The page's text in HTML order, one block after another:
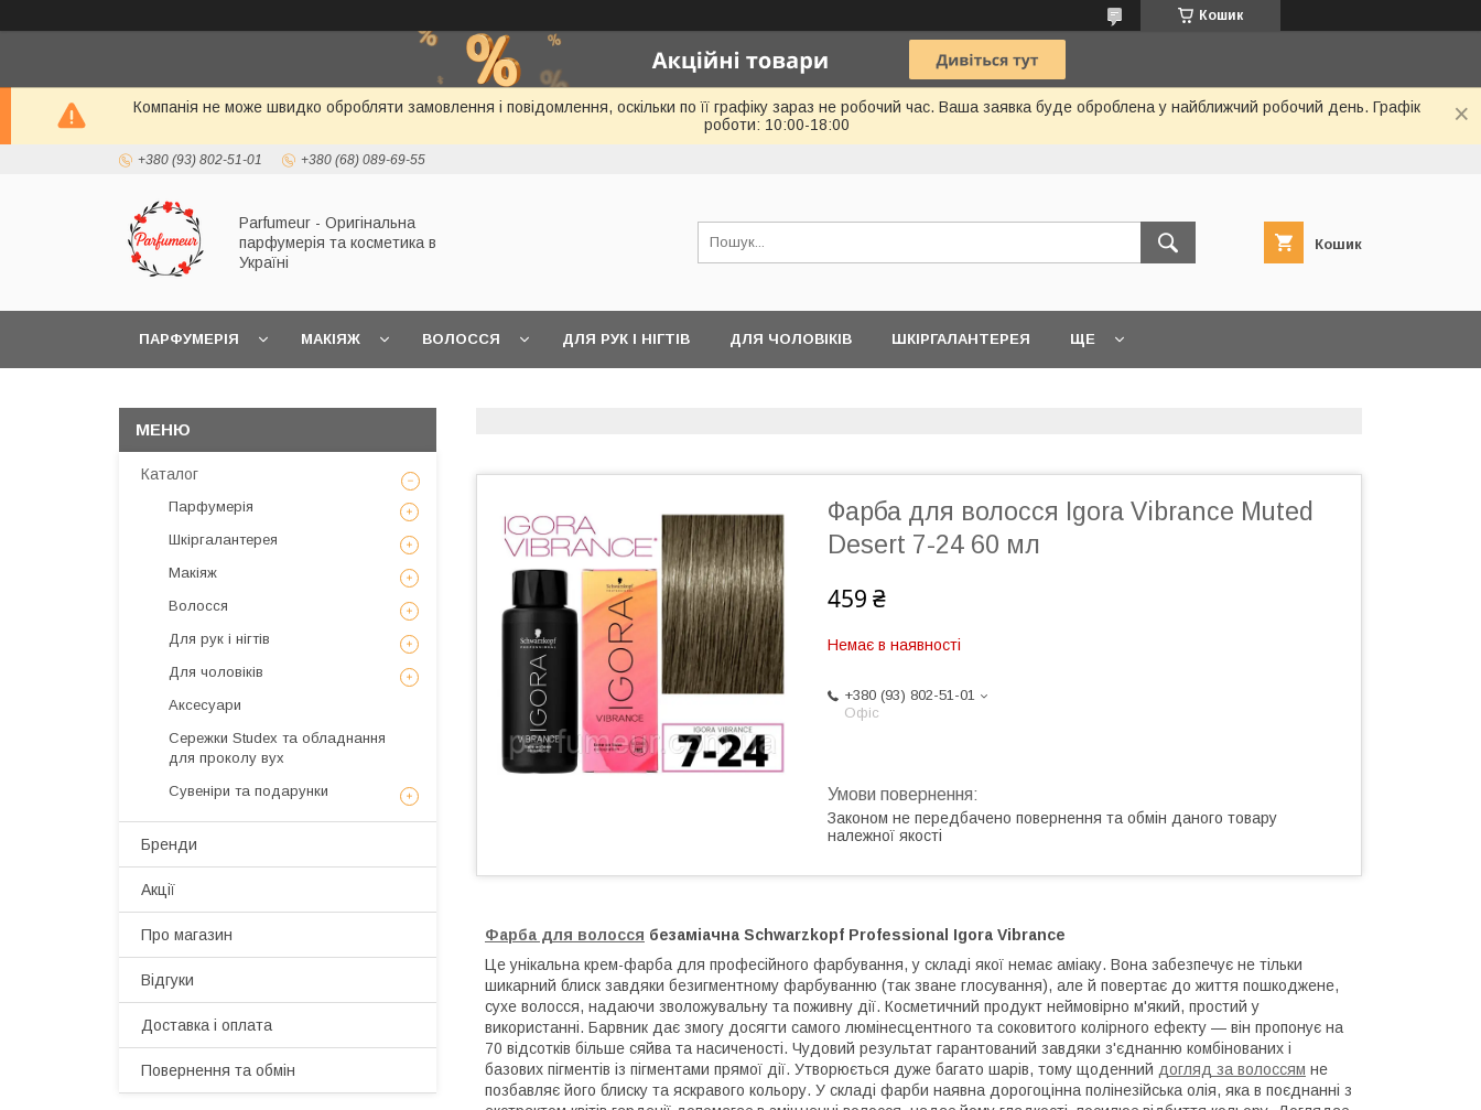
Кошик
Компанія не може швидко обробляти замовлення і повідомлення, оскільки по її графіку зараз не робочий час. Ваша заявка буде оброблена у найближчий робочий день. Графік
роботи: 10:00-18:00
+380 (93) 802-51-01 +380 (68) 089-69-55
Parfumeur - Оригінальна
парфумерія та косметика в
Україні
Кошик
ПАРФУМЕРІЯ МАКІЯЖ ВОЛОССЯ ДЛЯ РУК І НІГТІВ ДЛЯ ЧОЛОВІКІВ ШКІРГАЛАНТЕРЕЯ ЩЕ
Фарба для волосся Igora Vibrance Muted
Desert 7-24 60 мл
459 ₴
Немає в наявності
+380 (93) 802-51-01
Офіс
Законом не передбачено повернення та обмін даного товару
належної якості
Фарба для волосся безаміачна Schwarzkopf Professional Igora Vibrance
Це унікальна крем-фарба для професійного фарбування, у складі якої немає аміаку. Вона забезпечує не тільки
шикарний блиск завдяки безигментному фарбуванню (так зване глосування), але й повертає до життя пошкоджене,
сухе волосся, надаючи зволожувальну та поживну дії. Косметичний продукт неймовірно м'який, простий у
використанні. Барвник дає змогу досягти самого люмінесцентного та соковитого колірного ефекту — він пропонує на
70 відсотків більше сяйва та насиченості. Чудовий результат гарантований завдяки з'єднанню комбінованих і
базових пігментів із пігментами прямої дії. Утворюється дуже багато шарів, тому щоденний догляд за волоссям не
позбавляє його блиску та яскравого кольору. У складі фарби наявна дорогоцінна полінезійська олія, яка в поєднанні з
Каталог
Парфумерія
Шкіргалантерея
Макіяж
Волосся
Для рук і нігтів
Для чоловіків
Аксесуари
Сережки Studex та обладнання
для проколу вух
Сувеніри та подарунки
Бренди
Акції
Про магазин
Відгуки
Доставка і оплата
Повернення та обмін